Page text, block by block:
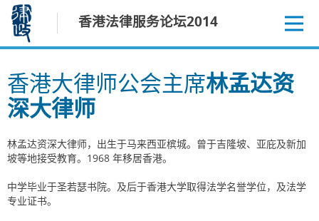
容
香港法律服务论坛2014
香港大律师公会主席林孟达资
深大律师
林孟达资深大律师，出生于马来西亚槟城。曾于吉隆坡、亚庇及新加
坡等地接受教育。1968 年移居香港。
中学毕业于圣若瑟书院。及后于香港大学取得法学名誉学位，及法学
专业证书。